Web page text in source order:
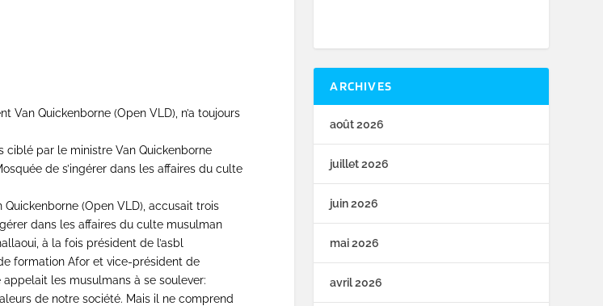
Quickenborne (Open VLD), n’a toujours
de s’ingérer dans les affaires du culte
(Open VLD), accusait trois
dans les affaires du culte musulman
à la fois président de l’asbl
formation Afor et vice-président de
appelait les musulmans à se soulever:
de notre société. Mais il ne comprend
ARCHIVES
août 2026
juillet 2026
juin 2026
mai 2026
avril 2026